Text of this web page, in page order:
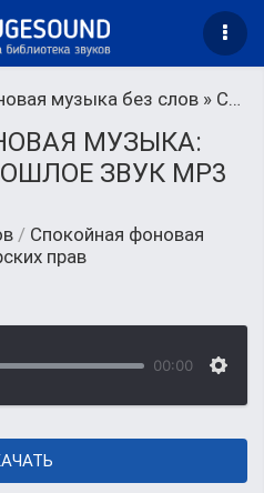
музыка без слов » Спокойная фоновая музыка без слов и авторских прав
МУЗЫКА:
ЗВУК MP3
/ Спокойная фоновая
прав
00:00